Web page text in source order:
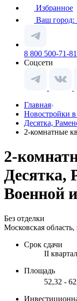
Избранное
Ваш город:
8 800 500-71-81
Соцсети
Главная
Новостройки
Десятка,
2-комнатные
2-
Десятка,
Военной
Без отделки
Московская
Срок сдачи
II
Площадь
52,32 -